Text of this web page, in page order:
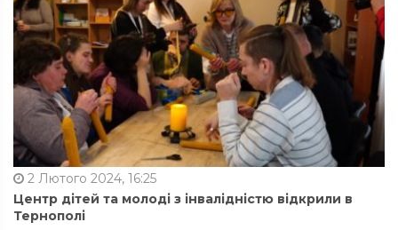
2 Лютого 2024, 16:25
Центр дітей та молоді з інвалідністю відкрили в
Тернополі